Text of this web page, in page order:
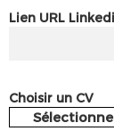
Lien URL
Choisir un CV